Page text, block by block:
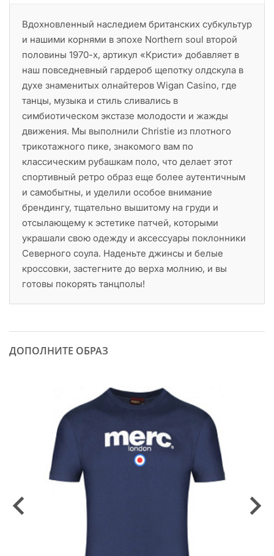
Вдохновленный наследием британских субкультур
и нашими корнями в эпохе Northern soul второй
половины 1970-х, артикул «Кристи» добавляет в
наш повседневный гардероб щепотку олдскула в
духе знаменитых олнайтеров Wigan Casino, где
танцы, музыка и стиль сливались в
симбиотическом экстазе молодости и жажды
движения. Мы выполнили Christie из плотного
трикотажного пике, знакомого вам по
классическим рубашкам поло, что делает этот
спортивный ретро образ еще более аутентичным
и самобытны, и уделили особое внимание
брендингу, тщательно вышитому на груди и
отсылающему к эстетике патчей, которыми
украшали свою одежду и аксессуары поклонники
Северного соула. Наденьте джинсы и белые
кроссовки, застегните до верха молнию, и вы
готовы покорять танцполы!
ДОПОЛНИТЕ ОБРАЗ